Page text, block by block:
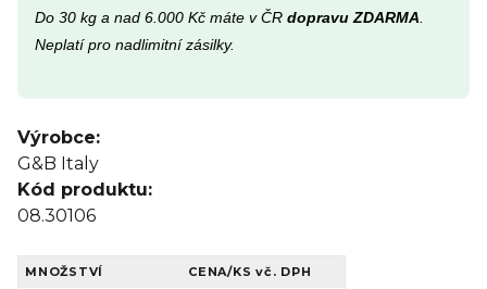
Do 30 kg a nad 6.000 Kč máte v ČR dopravu ZDARMA
Neplatí pro nadlimitní zásilky.
Výrobce:
G&B Italy
Kód produktu:
08.30106
MNOŽSTVÍ CENA/KSvč. DPH